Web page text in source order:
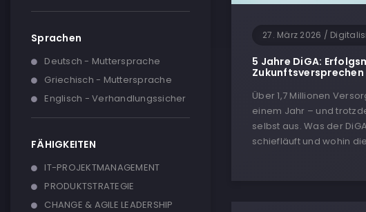
Sprachen
Deutsch - Muttersprache
Griechisch - Muttersprache
Englisch - Verhandlungssicher
FÄHIGKEITEN
IT-PROJEKTMANAGEMENT
PRODUKTSTRATEGIE
CHANGE & AGILE LEADERSHIP
27. März 2026 /
5 Jahre DiGA:
Zukunftsversprechen
Über 1,7 Millionen
einem Jahr – und
selbst aus. Was der
schiefläuft und wohin